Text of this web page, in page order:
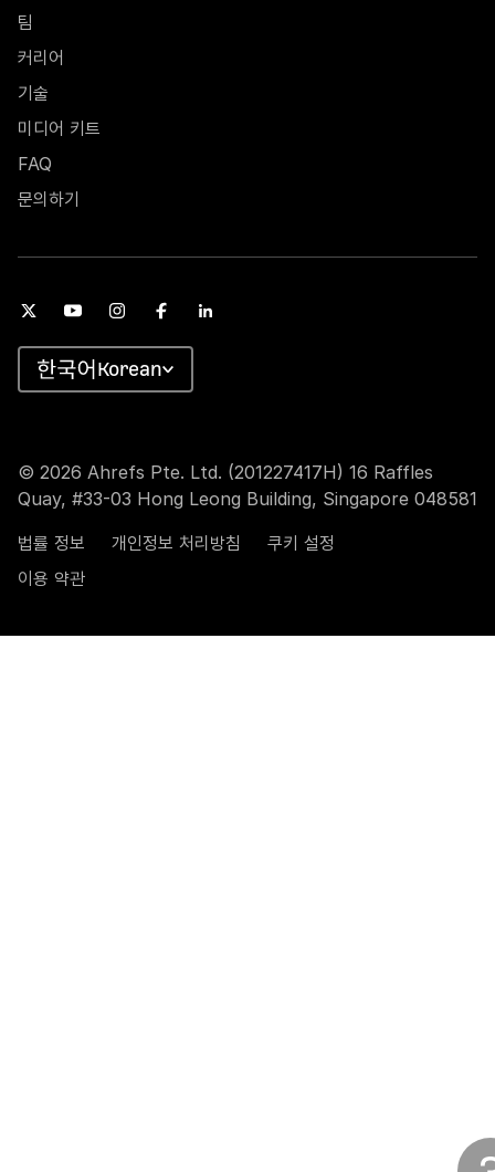
팀
커리어
기술
미디어 키트
FAQ
문의하기
© 2026 Ahrefs Pte. Ltd. (201227417H) 16 Raffles
Quay, #33-03 Hong Leong Building, Singapore 048581
법률 정보
개인정보 처리방침
쿠키 설정
이용 약관
Korean